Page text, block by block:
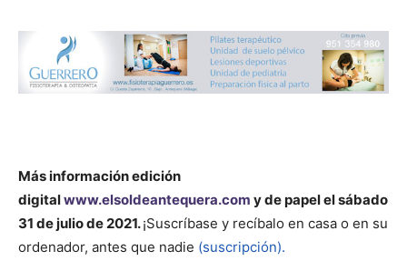
Más informaciónedición
digitalwww.elsoldeantequera.com y de papel el sábado
31 de julio de 2021.¡Suscríbase y recíbalo en casa o en su
ordenador, antes que nadie (suscripción).